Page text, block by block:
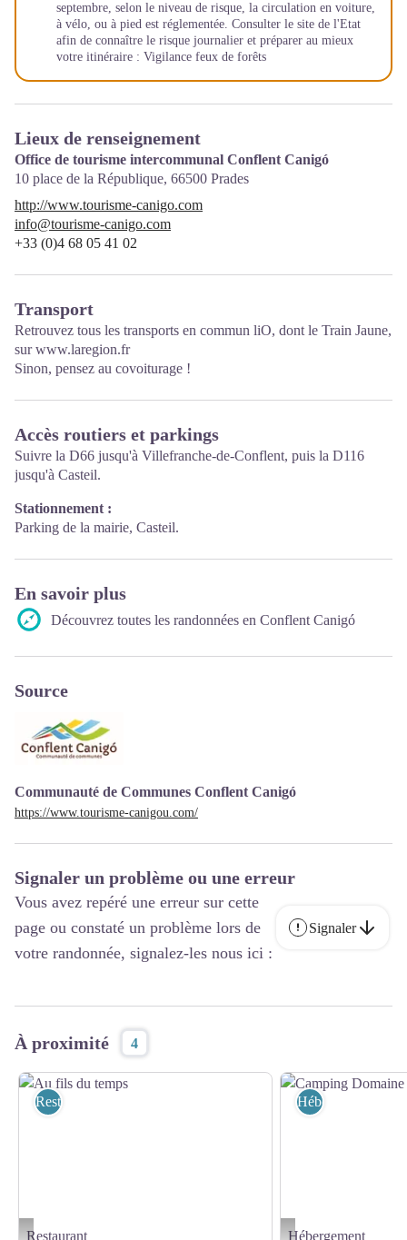
septembre, selon le niveau de risque, la circulation en voiture,
à vélo, ou à pied est réglementée. Consulter le site de l'Etat
afin de connaître le risque journalier et préparer au mieux
votre itinéraire : Vigilance feux de forêts
Lieux de renseignement
Office de tourisme intercommunal Conflent Canigó
10 place de la République, 66500 Prades
http://www.tourisme-canigo.com
info@tourisme-canigo.com
+33 (0)4 68 05 41 02
Transport
Retrouvez tous les transports en commun liO, dont le Train Jaune,
surwww.laregion.fr
Sinon, pensez au covoiturage !
Accès routiers et parkings
Suivre la D66 jusqu'à Villefranche-de-Conflent, puis la D116
jusqu'à Casteil.
Stationnement :
Parking de la mairie, Casteil.
En savoir plus
Découvrez toutes les randonnées en Conflent Canigó
Source
Communauté de Communes Conflent Canigó
https://www.tourisme-canigou.com/
Signaler un problème ou une erreur
Vous avez repéré une erreur sur cette
page ou constaté un problème lors de
votre randonnée, signalez-les nous ici :
Signaler
À proximité 4
Au fils du temps - Au fils du temps
Restaurant
Restaurant Camping Domaine St
Hébergement
Hébergement